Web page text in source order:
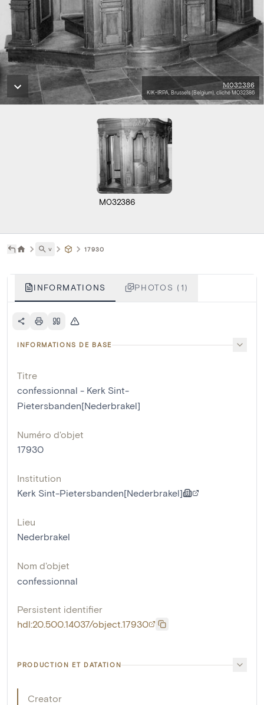
M032386
KIK-IRPA, Brussels (Belgium), cliché M032386
M032386
˅ 17930
INFORMATIONS PHOTOS (1)
INFORMATIONS DE BASE
Titre
confessionnal - Kerk Sint-
Pietersbanden[Nederbrakel]
Numéro d'objet
17930
Institution
Kerk Sint-Pietersbanden[Nederbrakel]
Lieu
Nederbrakel
Nom d'objet
confessionnal
Persistent identifier
hdl:20.500.14037/object.17930
PRODUCTION ET DATATION
Creator